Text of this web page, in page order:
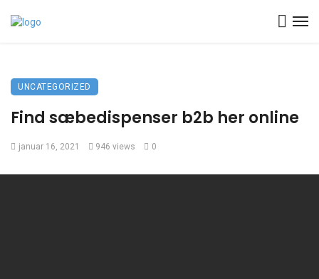
UNCATEGORIZED
Find sæbedispenser b2b her online
januar 16, 2021 946 views 0